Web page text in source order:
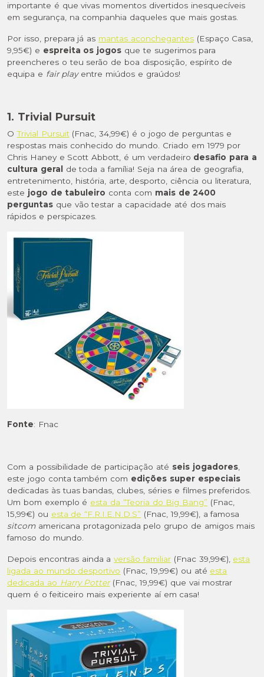
importante é que vivas momentos divertidos inesquecíveis
em segurança, na companhia daqueles que mais gostas.
Por isso, prepara já as mantas aconchegantes(Espaço Casa,
9,95€) e espreita os jogos que te sugerimos para
preencheres o teu serão de boa disposição, espírito de
equipa e fair playentre miúdos e graúdos!
1. Trivial Pursuit
OTrivial Pursuit (Fnac, 34,99€) é o jogo de perguntas e
respostas mais conhecido do mundo. Criado em 1979 por
Chris Haney e Scott Abbott, é um verdadeiro desafio para a
cultura geral de toda a família! Seja na área de geografia,
entretenimento, história, arte, desporto, ciência ou literatura,
este jogo de tabuleiro conta com mais de 2400
perguntas que vão testar a capacidade até dos mais
rápidos e perspicazes.
Fonte: Fnac
Com a possibilidade de participação até seis jogadores,
este jogo conta também com edições super especiais
dedicadas às tuas bandas, clubes, séries e filmes preferidos.
Um bom exemplo é esta da “Teoria do Big Bang” (Fnac,
15,99€) ou esta de “F.R.I.E.N.D.S” (Fnac, 19,99€), a famosa
sitcom americana protagonizada pelo grupo de amigos mais
famoso do mundo.
Depois encontras ainda aversão familiar (Fnac 39,99€), esta
ligada ao mundo desportivo (Fnac, 19,99€) ou até esta
dedicada ao Harry Potter (Fnac, 19,99€) que vai mostrar
quem é o feiticeiro mais experiente aí em casa!